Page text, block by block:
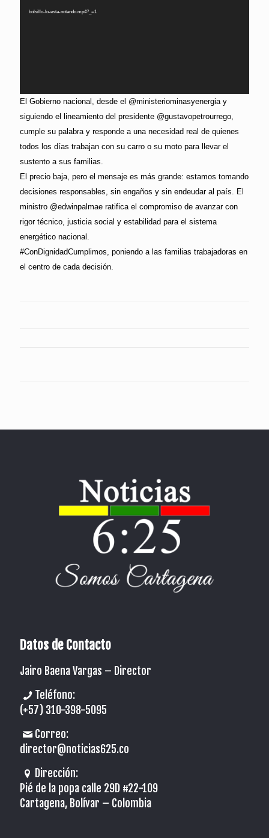
bolsillo-lo-esta-notando.mp4?_=1
El Gobierno nacional, desde el @ministeriominasyenergia y
siguiendo el lineamiento del presidente @gustavopetrourrego,
cumple su palabra y responde a una necesidad real de quienes
todos los días trabajan con su carro o su moto para llevar el
sustento a sus familias.
El precio baja, pero el mensaje es más grande: estamos tomando
decisiones responsables, sin engaños y sin endeudar al país. El
ministro @edwinpalmae ratifica el compromiso de avanzar con
rigor técnico, justicia social y estabilidad para el sistema
energético nacional.
#ConDignidadCumplimos, poniendo a las familias trabajadoras en
el centro de cada decisión.
Datos de Contacto
Jairo Baena Vargas – Director
Teléfono:
(+57) 310-398-5095
Correo:
director@noticias625.co
Dirección:
Pié de la popa calle 29D #22-109
Cartagena, Bolívar – Colombia